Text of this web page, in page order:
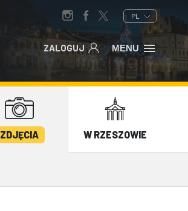
PL
ZALOGUJ MENU
ZDJĘCIA W RZESZOWIE